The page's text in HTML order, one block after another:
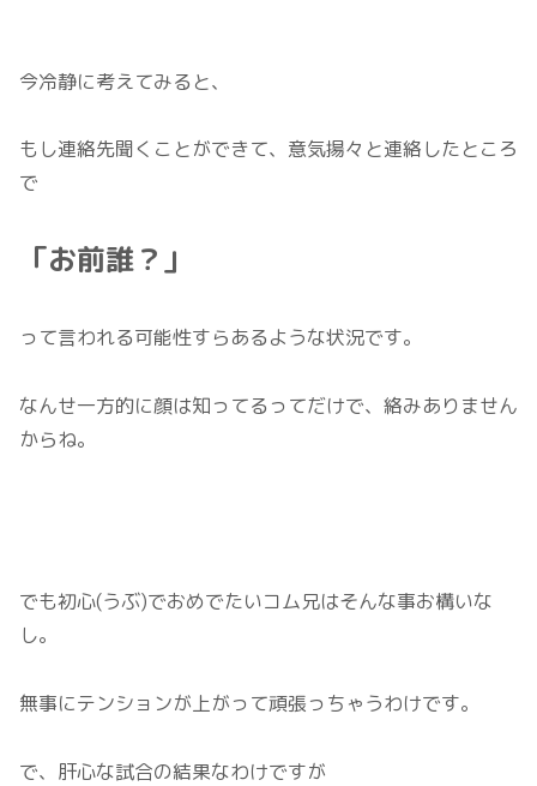
今冷静に考えてみると、
もし連絡先聞くことができて、意気揚々と連絡したところ
で
「お前誰？」
って言われる可能性すらあるような状況です。
なんせ一方的に顔は知ってるってだけで、絡みありません
からね。
でも初心(うぶ)でおめでたいコム兄はそんな事お構いな
し。
無事にテンションが上がって頑張っちゃうわけです。
で、肝心な試合の結果なわけですが